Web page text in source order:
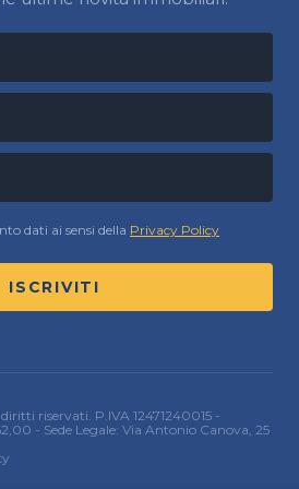
dati ai sensi della Privacy Policy
ISCRIVITI
riservati. P.IVA 12471240015 -
- Sede Legale: Via Antonio Canova, 25